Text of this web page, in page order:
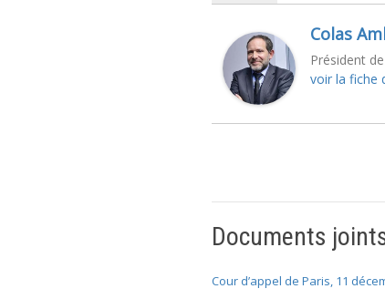
Colas
Président
voir la fiche
Documents
Cour d’appel de Paris, 11